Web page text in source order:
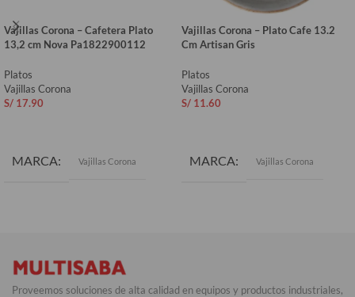
Vajillas Corona – Cafetera Plato
13,2 cm Nova Pa1822900112
Platos
Vajillas Corona
S/ 17.90
MARCA Vajillas Corona
Vajillas Corona – Plato Cafe 13.2
Cm Artisan Gris
Platos
Vajillas Corona
S/ 11.60
MARCA Vajillas Corona
Proveemos soluciones de alta calidad en equipos y productos industriales,